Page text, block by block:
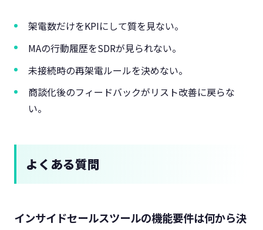
架電数だけをKPIにして質を見ない。
MAの行動履歴をSDRが見られない。
未接続時の再架電ルールを決めない。
商談化後のフィードバックがリスト改善に戻らな
い。
よくある質問
インサイドセールスツールの機能要件は何から決